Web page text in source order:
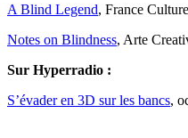
A Blind Legend, France
Notes on Blindness, Arte
Sur Hyperradio :
S’évader en 3D sur les bancs,